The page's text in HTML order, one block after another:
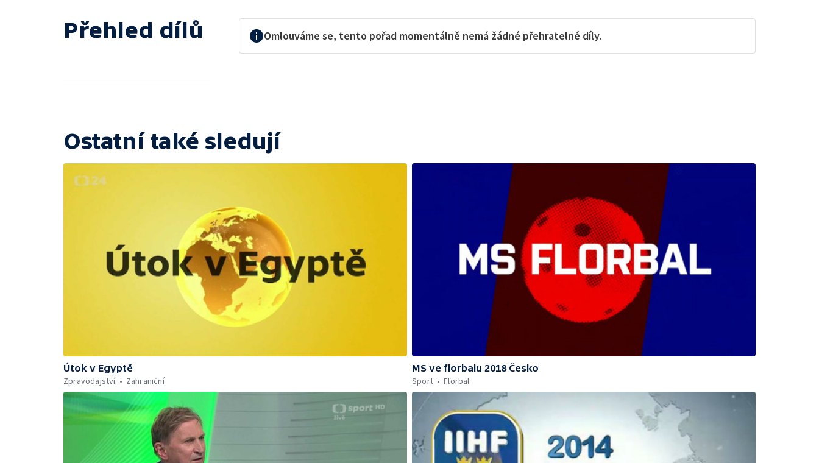
Přehled dílů Omlouváme se, tento pořad momentálně nemá žádné přehratelné díly.
Ostatní také sledují
Útok v Egyptě
Zpravodajství
Zahraniční
MS ve florbalu 2018 Česko
Sport
Florbal